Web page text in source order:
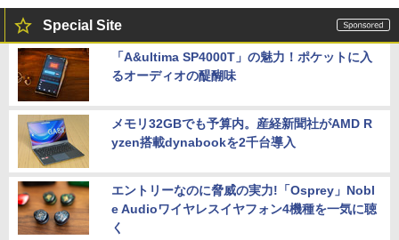
Special Site
「A&ultima SP4000T」の魅力！ポケットに入
るオーディオの醍醐味
メモリ32GBでも予算内。産経新聞社がAMD R
yzen搭載dynabookを2千台導入
エントリーなのに脅威の実力!「Osprey」Nobl
e Audioワイヤレスイヤフォン4機種を一気に聴
く